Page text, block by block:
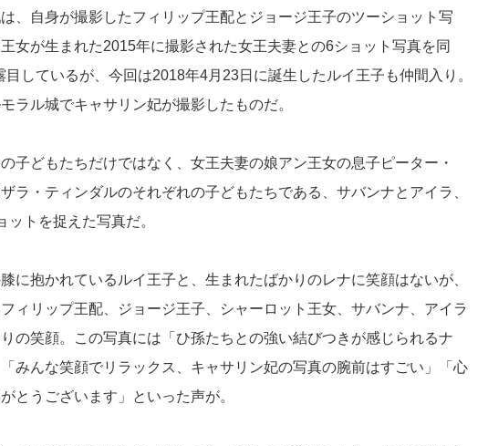
、自身が撮影したフィリップ王配とジョージ王子のツーショット写
女が生まれた2015年に撮影された女王夫妻との6ショット写真を同
目しているが、今回は2018年4月23日に誕生したルイ王子も仲間入り。
ラル城でキャサリン妃が撮影したものだ。
子どもたちだけではなく、女王夫妻の娘アン王女の息子ピーター・
ラ・ティンダルのそれぞれの子どもたちである、サバンナとアイラ、
ットを捉えた写真だ。
に抱かれているルイ王子と、生まれたばかりのレナに笑顔はないが、
ィリップ王配、ジョージ王子、シャーロット王女、サバンナ、アイラ
の笑顔。この写真には「ひ孫たちとの強い結びつきが感じられるナ
みんな笑顔でリラックス、キャサリン妃の写真の腕前はすごい」「心
とうございます」といった声が。